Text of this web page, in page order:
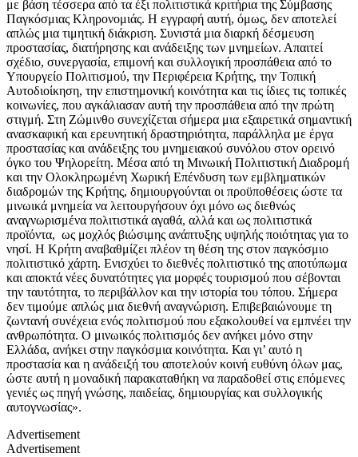
με βάση τέσσερα από τα έξι πολιτιστικά κριτήρια της Σύμβασης
Παγκόσμιας Κληρονομιάς. Η εγγραφή αυτή, όμως, δεν αποτελεί
απλώς μια τιμητική διάκριση. Συνιστά μια διαρκή δέσμευση
προστασίας, διατήρησης και ανάδειξης των μνημείων. Απαιτεί
σχέδιο, συνεργασία, επιμονή και συλλογική προσπάθεια από το
Υπουργείο Πολιτισμού, την Περιφέρεια Κρήτης, την Τοπική
Αυτοδιοίκηση, την επιστημονική κοινότητα και τις ίδιες τις τοπικές
κοινωνίες, που αγκάλιασαν αυτή την προσπάθεια από την πρώτη
στιγμή. Στη Ζώμινθο συνεχίζεται σήμερα μια εξαιρετικά σημαντική
ανασκαφική και ερευνητική δραστηριότητα, παράλληλα με έργα
προστασίας και ανάδειξης του μνημειακού συνόλου στον ορεινό
όγκο του Ψηλορείτη. Μέσα από τη Μινωική Πολιτιστική Διαδρομή
και την Ολοκληρωμένη Χωρική Επένδυση των εμβληματικών
διαδρομών της Κρήτης, δημιουργούνται οι προϋποθέσεις ώστε τα
μινωικά μνημεία να λειτουργήσουν όχι μόνο ως διεθνώς
αναγνωρισμένα πολιτιστικά αγαθά, αλλά και ως πολιτιστικά
προϊόντα, ως μοχλός βιώσιμης ανάπτυξης υψηλής ποιότητας για το
νησί. Η Κρήτη αναβαθμίζει πλέον τη θέση της στον παγκόσμιο
πολιτιστικό χάρτη. Ενισχύει το διεθνές πολιτιστικό της αποτύπωμα
και αποκτά νέες δυνατότητες για μορφές τουρισμού που σέβονται
την ταυτότητα, το περιβάλλον και την ιστορία του τόπου. Σήμερα
δεν τιμούμε απλώς μια διεθνή αναγνώριση. Επιβεβαιώνουμε τη
ζωντανή συνέχεια ενός πολιτισμού που εξακολουθεί να εμπνέει την
ανθρωπότητα. Ο μινωικός πολιτισμός δεν ανήκει μόνο στην
Ελλάδα, ανήκει στην παγκόσμια κοινότητα. Και γι’ αυτό η
προστασία και η ανάδειξή του αποτελούν κοινή ευθύνη όλων μας,
ώστε αυτή η μοναδική παρακαταθήκη να παραδοθεί στις επόμενες
γενιές ως πηγή γνώσης, παιδείας, δημιουργίας και συλλογικής
αυτογνωσίας».
Advertisement
Advertisement